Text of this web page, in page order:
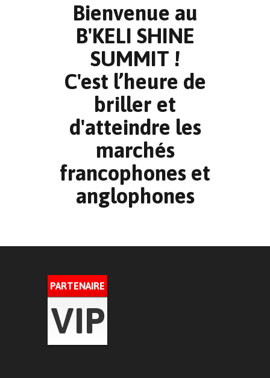
Bienvenue au
B'KELI SHINE
SUMMIT !
C'est l’heure de
briller et
d'atteindre les
marchés
francophones et
anglophones
PARTENAIRE
VIP